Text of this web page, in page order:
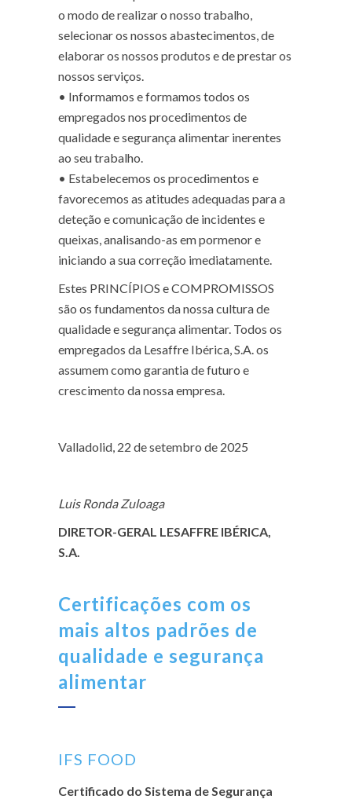
o modo de realizar o nosso trabalho,
selecionar os nossos abastecimentos, de
elaborar os nossos produtos e de prestar os
nossos serviços.
• Informamos e formamos todos os
empregados nos procedimentos de
qualidade e segurança alimentar inerentes
ao seu trabalho.
• Estabelecemos os procedimentos e
favorecemos as atitudes adequadas para a
deteção e comunicação de incidentes e
queixas, analisando-as em pormenor e
iniciando a sua correção imediatamente.
Estes PRINCÍPIOS e COMPROMISSOS
são os fundamentos da nossa cultura de
qualidade e segurança alimentar. Todos os
empregados da Lesaffre Ibérica, S.A. os
assumem como garantia de futuro e
crescimento da nossa empresa.
Valladolid, 22 de setembro de 2025
Luis Ronda Zuloaga
DIRETOR-GERAL LESAFFRE IBÉRICA,
S.A.
Certificações com os
mais altos padrões de
qualidade e segurança
alimentar
IFS FOOD
Certificado do Sistema de Segurança